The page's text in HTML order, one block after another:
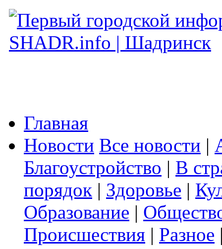
Главная
Новости Все новости |
Благоустройство | В
порядок | Здоровье |
Образование |
Происшествия | Разное